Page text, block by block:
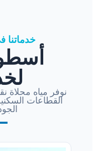
خدماتنا
نوفر مياه محلاة
القطاعات